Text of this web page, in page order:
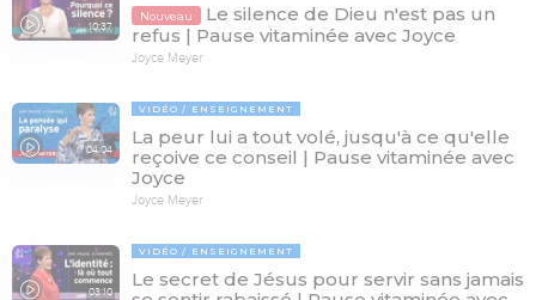
10:37
Nouveau
Le silence de Dieu n'est pas un
refus | Pause vitaminée avec Joyce
Joyce Meyer
04:04
VIDÉO ENSEIGNEMENT
La peur lui a tout volé, jusqu'à ce qu'elle
reçoive ce conseil | Pause vitaminée avec
Joyce
Joyce Meyer
03:10
VIDÉO ENSEIGNEMENT
Le secret de Jésus pour servir sans jamais